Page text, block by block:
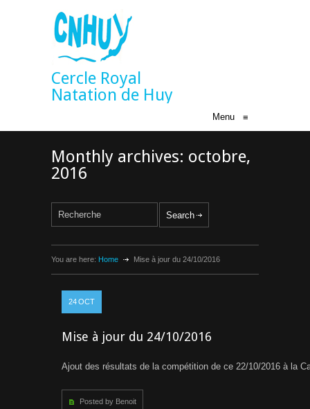
Cercle Royal
Natation de Huy
Menu ≡
Monthly archives: octobre,
2016
You are here: Home Mise à jour du 24/10/2016
24OCT
Mise à jour du 24/10/2016
Ajout des résultats de la compétition de ce 22/10/2016 à la
Posted by Benoit